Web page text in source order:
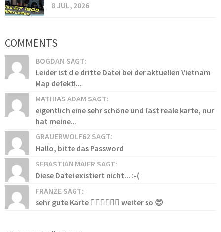
8 JUL, 2026
COMMENTS
BOGDAN SAGT:
Leider ist die dritte Datei bei der aktuellen Vietnam
Map defekt!...
MATHIAS ADAM SAGT:
eigentlich eine sehr schöne und fast reale karte, nur
hat meine...
GRAUERWOLF62 SAGT:
Hallo, bitte das Password
SEBASTIAN MAIER SAGT:
Diese Datei existiert nicht... :-(
FRANZE SAGT:
sehr gute Karte 👍🏻👍🏻👍🏻 weiter so 😊